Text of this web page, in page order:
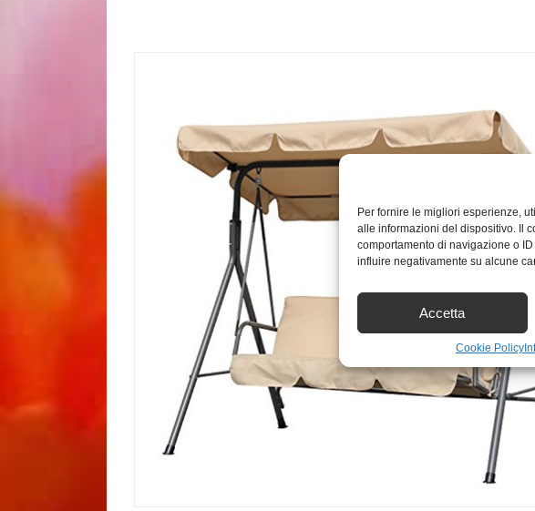
Per fornire le migliori esperienze,
alle informazioni del dispositivo. Il
comportamento di navigazione o
influire negativamente su alcune
Accetta
Cookie Policy